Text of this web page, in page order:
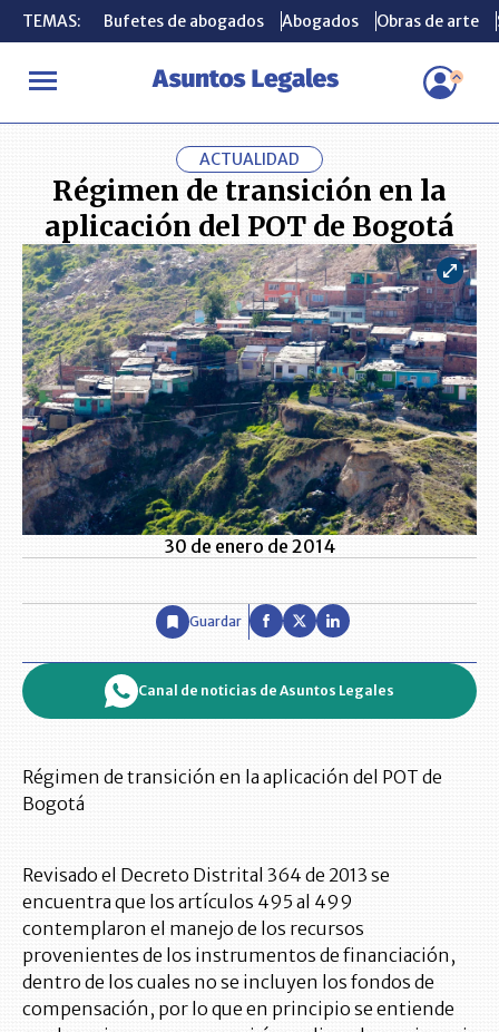
TEMAS: Bufetes de abogados Abogados Obras de arte
INICIO ACTUALIDAD Régimen de transición en la aplicación del
TEMAS: Bufetes de abogados Abogados Obras de arte
ACTUALIDAD
Régimen de transición en la
aplicación del POT de Bogotá
30 de enero de 2014
Guardar
Canal de noticias de Asuntos Legales
Régimen de transición en la aplicación del POT de
Bogotá
Revisado el Decreto Distrital 364 de 2013 se
encuentra que los artículos 495 al 499
contemplaron el manejo de los recursos
provenientes de los instrumentos de financiación,
dentro de los cuales no se incluyen los fondos de
compensación, por lo que en principio se entiende